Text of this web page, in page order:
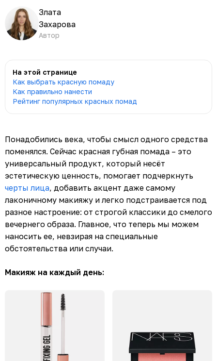
Злата
Захарова
Автор
На этой странице
Как выбрать красную помаду
Как правильно нанести
Рейтинг популярных красных помад
Понадобились века, чтобы смысл одного средства
поменялся. Сейчас красная губная помада – это
универсальный продукт, который несёт
эстетическую ценность, помогает подчеркнуть
черты лица, добавить акцент даже самому
лаконичному макияжу и легко подстраивается под
разное настроение: от строгой классики до смелого
вечернего образа. Главное, что теперь мы можем
наносить ее, невзирая на специальные
обстоятельства или случаи.
Макияж на каждый день: